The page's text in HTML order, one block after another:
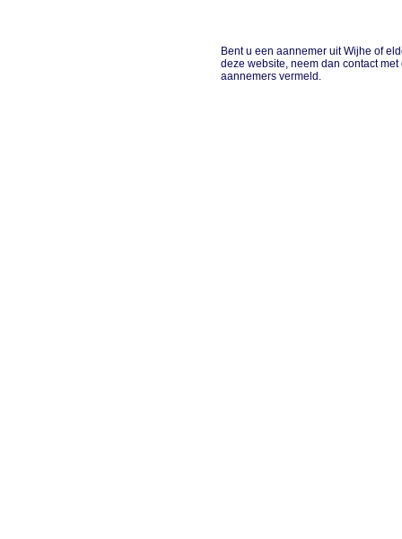
Bent u een aannemer uit Wijhe of
deze website, neem dan contact
aannemers vermeld.